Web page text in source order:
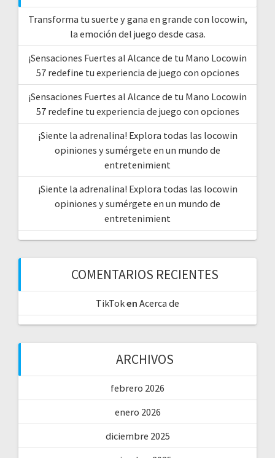
Transforma tu suerte y gana en grande con locowin,
la emoción del juego desde casa.
¡Sensaciones Fuertes al Alcance de tu Mano Locowin
57 redefine tu experiencia de juego con opciones
¡Sensaciones Fuertes al Alcance de tu Mano Locowin
57 redefine tu experiencia de juego con opciones
¡Siente la adrenalina! Explora todas las locowin
opiniones y sumérgete en un mundo de
entretenimient
¡Siente la adrenalina! Explora todas las locowin
opiniones y sumérgete en un mundo de
entretenimient
COMENTARIOS RECIENTES
TikToken Acerca de
ARCHIVOS
febrero 2026
enero 2026
diciembre 2025